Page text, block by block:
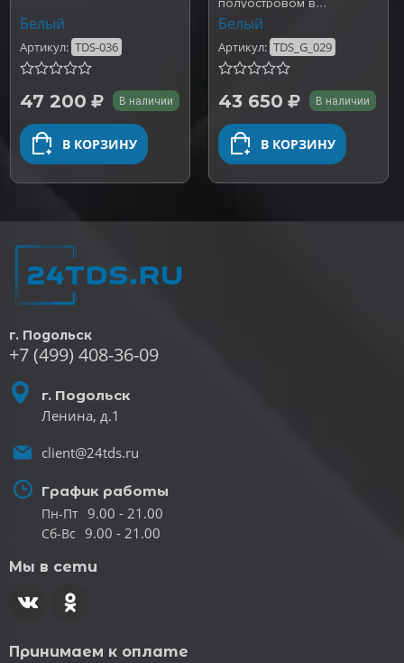
Белый
Артикул: TDS-036
47 200 В наличии
В КОРЗИНУ
полуостровом в
скандинавском стиле.
Готовы…
Белый
Артикул: TDS_G_029
43 650 В наличии
В КОРЗИНУ
г. Подольск
+7 (499) 408-36-09
г. Подольск
Ленина, д.1
client@24tds.ru
График работы
Пн-Пт 9.00 - 21.00
Сб-Вс 9.00 - 21.00
Мы в сети
Принимаем к оплате